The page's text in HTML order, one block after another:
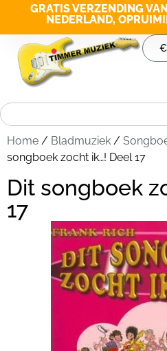
GRATIS VERZENDING
NEDERLAND,
€
Home / Bladmuziek /
songboek zocht ik…! Deel 17
Dit songboek
17